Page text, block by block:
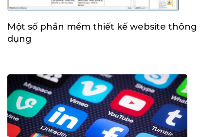
Một số phần mềm thiết kế website thông
dụng